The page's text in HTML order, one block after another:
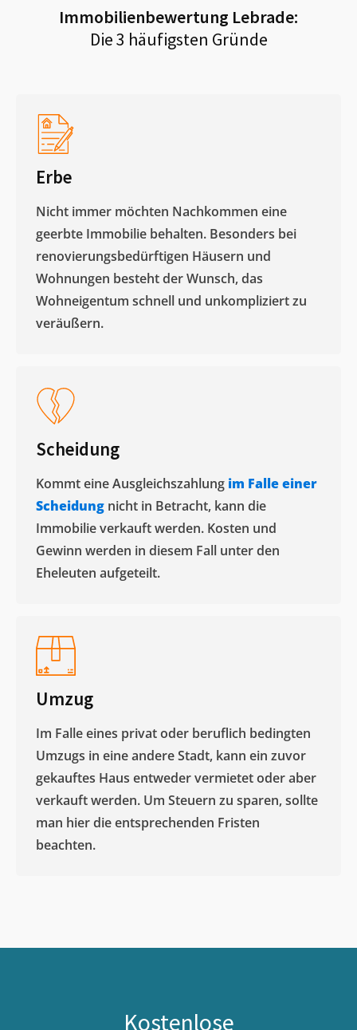
Immobilienbewertung Lebrade:
Die 3 häufigsten Gründe
Erbe
Nicht immer möchten Nachkommen eine
geerbte Immobilie behalten. Besonders bei
renovierungsbedürftigen Häusern und
Wohnungen besteht der Wunsch, das
Wohneigentum schnell und unkompliziert zu
veräußern. ​
Scheidung
Kommt eine Ausgleichszahlung im Falle einer
Scheidung nicht in Betracht, kann die
Immobilie verkauft werden. Kosten und
Gewinn werden in diesem Fall unter den
Eheleuten aufgeteilt.​
Umzug
Im Falle eines privat oder beruflich bedingten
Umzugs in eine andere Stadt, kann ein zuvor
gekauftes Haus entweder vermietet oder aber
verkauft werden. Um Steuern zu sparen, sollte
man hier die entsprechenden Fristen
beachten.
Kostenlose